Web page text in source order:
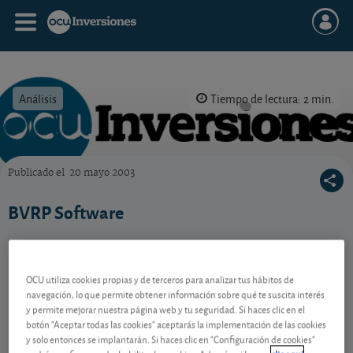
Análisis Tiempo de lectura: 2 min.
Publicado el 20 mayo 2003
BVRP Software
Contenido reservado a SOCIOS
Gestiona tu dinero con visión
OCU utiliza cookies propias y de terceros para analizar tus hábitos de
navegación, lo que permite obtener información sobre qué te suscita interés
y permite mejorar nuestra página web y tu seguridad. Si haces clic en el
botón "Aceptar todas las cookies" aceptarás la implementación de las cookies
y solo entonces se implantarán. Si haces clic en "Configuración de cookies"